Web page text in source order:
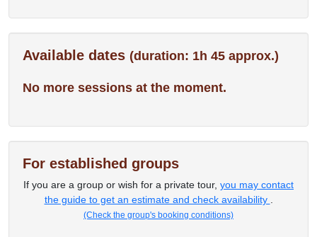
Available dates (duration: 1h 45 approx.)
No more sessions at the moment.
For established groups
If you are a group or wish for a private tour, you may contact
the guide to get an estimate and check availability
(Check the group's booking conditions)